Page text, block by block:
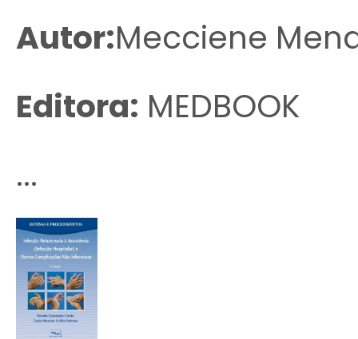
Autor:Mecciene
Editora: MEDBOOK
...